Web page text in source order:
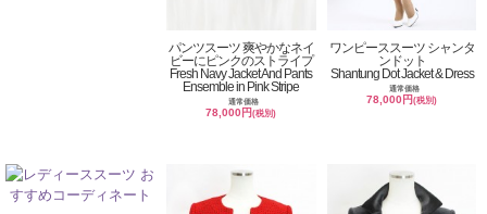
パンツスーツ 爽やかなネイ
ビーにピンクのストライプ
Fresh Navy Jacket And Pants
Ensemble in Pink Stripe
通常価格
78,000円(税別)
ワンピーススーツ シャンタ
ンドット
Shantung Dot Jacket & Dress
通常価格
78,000円(税別)